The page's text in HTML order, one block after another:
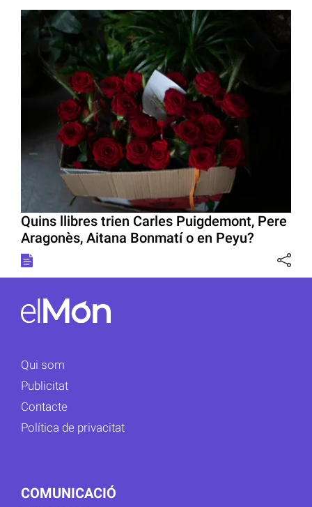
Quins llibres trien Carles Puigdemont, Pere
Aragonès, Aitana Bonmatí o en Peyu?
Qui som
Publicitat
Contacte
Política de privacitat
COMUNICACIÓ